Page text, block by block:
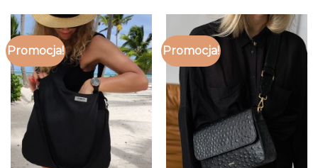
Promocja! Promocja!